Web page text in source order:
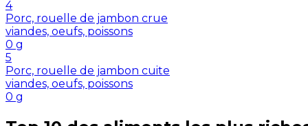
4
Porc, rouelle de jambon crue
viandes, oeufs, poissons
0 g
5
Porc, rouelle de jambon cuite
viandes, oeufs, poissons
0 g